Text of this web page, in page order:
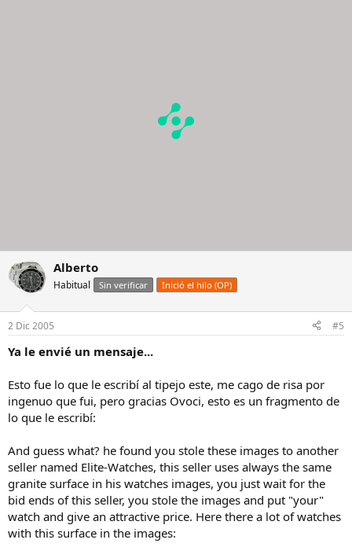
Alberto
Habitual Sin verificar Inició el hilo (OP)
2 Dic 2005 #5
Ya le envié un mensaje...
Esto fue lo que le escribí al tipejo este, me cago de risa por
ingenuo que fui, pero gracias Ovoci, esto es un fragmento de
lo que le escribí:
And guess what? he found you stole these images to another
seller named Elite-Watches, this seller uses always the same
granite surface in his watches images, you just wait for the
bid ends of this seller, you stole the images and put "your"
watch and give an attractive price. Here there a lot of watches
with this surface in the images: